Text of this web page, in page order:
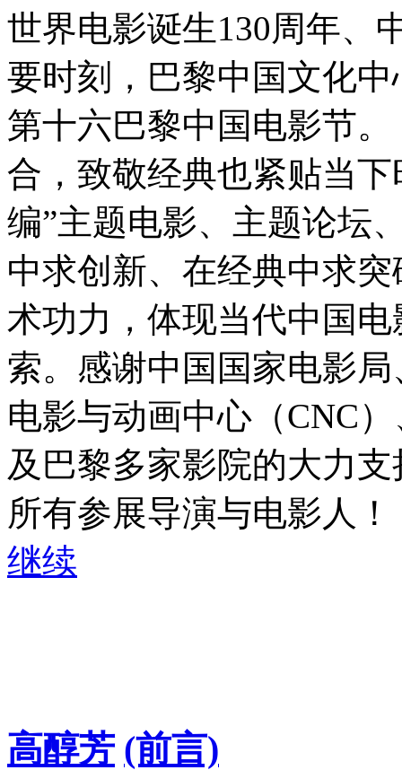
世界电影诞生130周年、
要时刻，巴黎中国文化
第十六巴黎中国电影节
合，致敬经典也紧贴当
编”主题电影、主题论坛
中求创新、在经典中求
术功力，体现当代中国
索。感谢中国国家电影
电影与动画中心（CNC
及巴黎多家影院的大力
所有参展导演与电影人！
继续
高醇芳 (前言)